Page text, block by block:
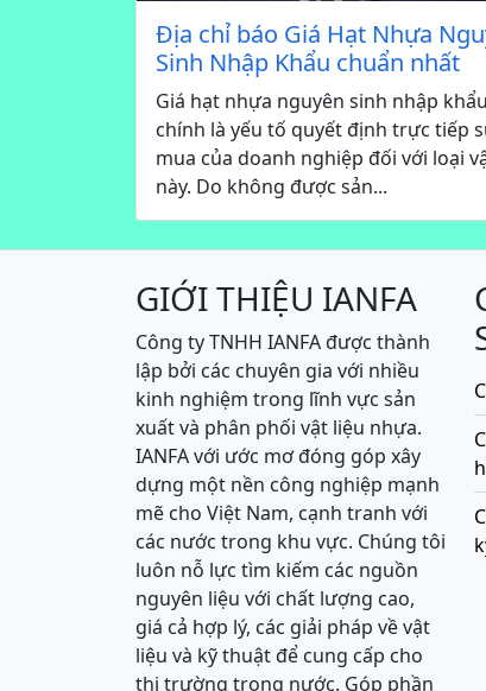
Địa chỉ báo Giá Hạt Nhựa
Sinh Nhập Khẩu chuẩn nhất
Giá hạt nhựa nguyên sinh nhập khẩu
chính là yếu tố quyết định trực tiếp
mua của doanh nghiệp đối với loại
này. Do không được sản...
GIỚI THIỆU IANFA
Công ty TNHH IANFA được thành
lập bởi các chuyên gia với nhiều
kinh nghiệm trong lĩnh vực sản
xuất và phân phối vật liệu nhựa.
IANFA với ước mơ đóng góp xây
dựng một nền công nghiệp mạnh
mẽ cho Việt Nam, cạnh tranh với
các nước trong khu vực. Chúng tôi
luôn nỗ lực tìm kiếm các nguồn
nguyên liệu với chất lượng cao,
giá cả hợp lý, các giải pháp về vật
liệu và kỹ thuật để cung cấp cho
thị trường trong nước. Góp phần